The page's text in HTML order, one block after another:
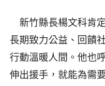
新竹縣長楊文科肯
長期致力公益、回饋
行動溫暖人間。他也
伸出援手，就能為需